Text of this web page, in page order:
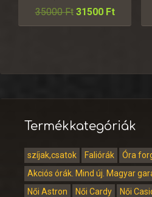
35000Ft 31500 Ft
Termékkategóriák
szíjak,csatok Faliórák
Óra
Akciós órák. Mind új. Magyar
Női Astron
Női Cardy Női